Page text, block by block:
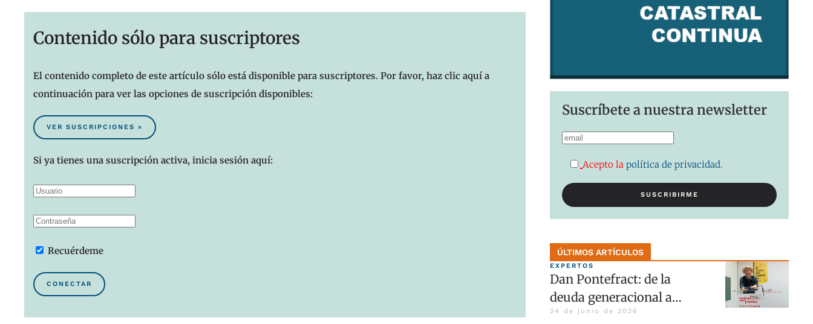
Contenido sólo para suscriptores
El contenido completo de este artículo sólo está disponible para suscriptores. Por favor, haz clic aquí a
continuación para ver las opciones de suscripción disponibles:
VER SUSCRIPCIONES »
Si ya tienes una suscripción activa, inicia sesión aquí:
Recuérdeme
CONECTAR
Suscríbete a nuestra newsletter
Acepto lapolítica de privacidad.
ÚLTIMOS ARTÍCULOS
EXPERTOS
Dan Pontefract: de la
deuda generacional a…
24 de junio de 2026